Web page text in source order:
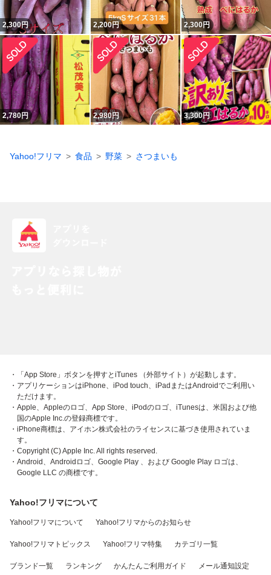
2,300円 2,200円 2,300円
2,780円 2,980円 3,300円
Yahoo!フリマ 食品 野菜 さつまいも
・「App Store」ボタンを押すとiTunes （外部サイト）が起動します。
・アプリケーションはiPhone、iPod touch、iPadまたはAndroidでご利用い
ただけます。
・Apple、Appleのロゴ、App Store、iPodのロゴ、iTunesは、米国および他
国のApple Inc.の登録商標です。
・iPhone商標は、アイホン株式会社のライセンスに基づき使用されていま
す。
・Copyright (C) Apple Inc. All rights reserved.
・Android、Androidロゴ、Google Play 、および Google Play ロゴは、
Google LLC の商標です。
Yahoo!フリマについて
Yahoo!フリマについて Yahoo!フリマからのお知らせ
Yahoo!フリマトピックス Yahoo!フリマ特集 カテゴリ一覧
ブランド一覧 ランキング かんたんご利用ガイド メール通知設定